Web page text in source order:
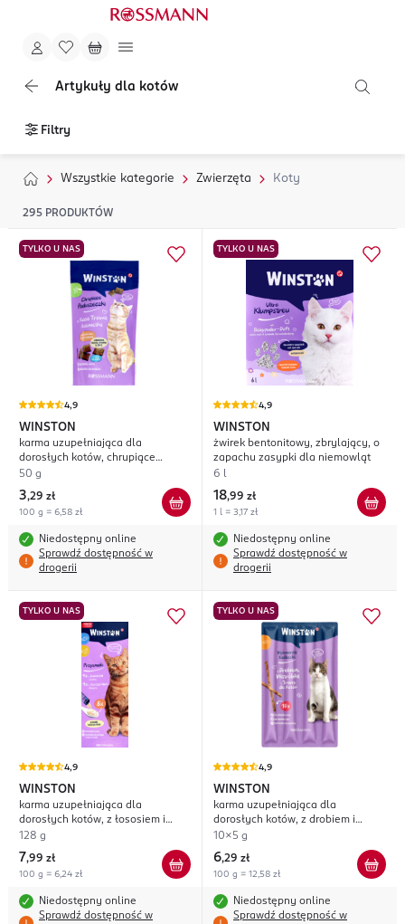
Artykuły dla kotów
Filtry
Wszystkie kategorie Zwierzęta Koty
295 PRODUKTÓW
TYLKO U NAS
4,9
WINSTON
karma uzupełniająca dla
dorosłych kotów, chrupiące
poduszeczki nadziewane kocią
50 g
3,29 zł
100 g = 6,58 zł
Niedostępny online
Sprawdź dostępność w
drogerii
TYLKO U NAS
4,9
WINSTON
żwirek bentonitowy, zbrylający, o
zapachu zasypki dla niemowląt
6 l
18,99 zł
1 l = 3,17 zł
Niedostępny online
Sprawdź dostępność w
drogerii
TYLKO U NAS
4,9
WINSTON
karma uzupełniająca dla
dorosłych kotów, z łososiem i
kurczakiem
128 g
7,99 zł
100 g = 6,24 zł
Niedostępny online
Sprawdź dostępność w
TYLKO U NAS
4,9
WINSTON
karma uzupełniająca dla
dorosłych kotów, z drobiem i
wątróbką dla kota
10x5 g
6,29 zł
100 g = 12,58 zł
Niedostępny online
Sprawdź dostępność w